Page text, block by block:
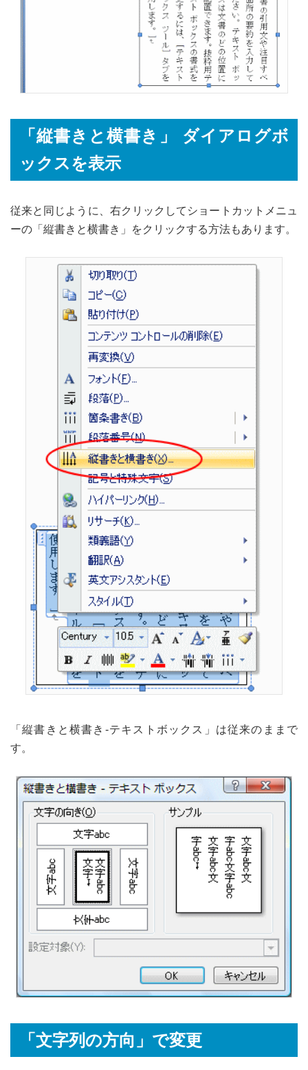
「縦書きと横書き」 ダイアログボ
ックスを表示
従来と同じように、右クリックしてショートカットメニュ
ーの「縦書きと横書き」をクリックする方法もあります。
「縦書きと横書き-テキストボックス」は従来のままで
す。
「文字列の方向」で変更